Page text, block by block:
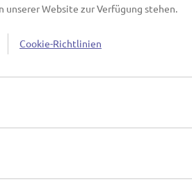
kurze Begründung, warum
das Festival und seine
oder welche Fragen Du den
dann schreib es mit in Deine
7. Oktober 2018.
Lübecker Nachrichten und dem
Website zur Verfügung stehen.
Cookie-Richtlinien